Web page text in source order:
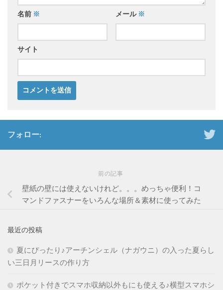
名前 ※ メール ※
サイト
フォロー:
前の記事
壁紙の壁には使えないけれど。。。めっちゃ便利！コ
マンドファスナーをいろんな場所＆素材に使ってみた
最近の投稿
夏にぴったり♪アーチンシェル（ナガウニ）の入った夏らし
い三日月リースの作り方
ポケット付きでスマホ収納以外もにも使える♪横型スマホシ